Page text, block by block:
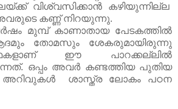
വിശ്വസിക്കാൻ കഴിയുന്നില്ല
കണ്ണ് നിറയുന്നു.
മുമ്പ് കാണാതായ പേടകത്തിൽ
തോമസും ശേകരുമായിരുന്നു
ഈ പാറക്കല്ലിൽ
ഒപ്പം അവർ കണ്ടത്തിയ പുതിയ
ശാസ്ത്ര ലോകം പഠന